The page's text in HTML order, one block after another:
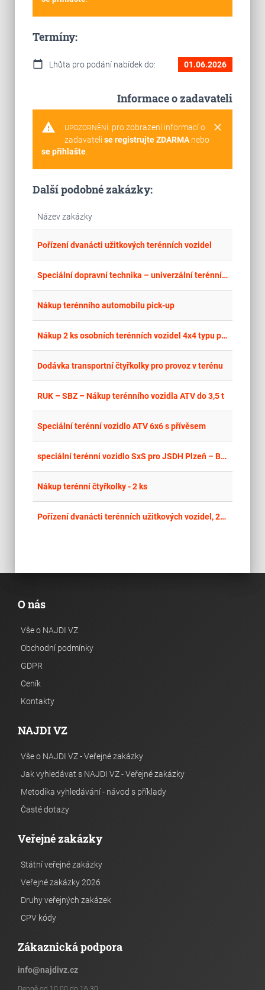
Termíny:
calendar_today Lhůta pro podání nabídek do: 01.06.2026
Informace o zadavateli
warning clear
UPOZORNĚNÍ: pro zobrazení informací o
zadavateli se registrujte ZDARMAnebo
se přihlašte.
Další podobné zakázky:
Název zakázky
Pořízení dvanácti užitkových terénních vozidel
Speciální dopravní technika – univerzální terénní vozidlo do velmi náročného terénu v provedení záchranné vozidlo Horské služby ČR
Nákup terénního automobilu pick-up
Nákup 2 ks osobních terénních vozidel 4x4 typu pick-up
Dodávka transportní čtyřkolky pro provoz v terénu
RUK – SBZ – Nákup terénního vozidla ATV do 3,5 t
Speciální terénní vozidlo ATV 6x6 s přívěsem
speciální terénní vozidlo SxS pro JSDH Plzeň – Božkov
Nákup terénní čtyřkolky - 2 ks
Pořízení dvanácti terénních užitkových vozidel, 2027
O nás
Vše o NAJDI VZ
Obchodní podmínky
GDPR
Ceník
Kontakty
NAJDI VZ
Vše o NAJDI VZ - Veřejné zakázky
Jak vyhledávat s NAJDI VZ - Veřejné zakázky
Metodika vyhledávání - návod s příklady
Časté dotazy
Veřejné zakázky
Státní veřejné zakázky
Veřejné zakázky 2026
Druhy veřejných zakázek
CPV kódy
Zákaznická podpora
info@najdivz.cz